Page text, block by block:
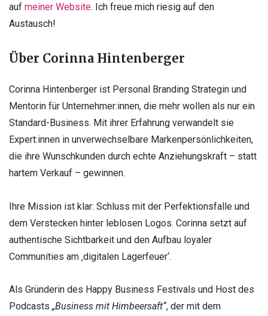
auf meiner Website. Ich freue mich riesig auf den
Austausch!
Über Corinna Hintenberger
Corinna Hintenberger ist Personal Branding Strategin und
Mentorin für Unternehmer:innen, die mehr wollen als nur ein
Standard-Business. Mit ihrer Erfahrung verwandelt sie
Expert:innen in unverwechselbare Markenpersönlichkeiten,
die ihre Wunschkunden durch echte Anziehungskraft – statt
hartem Verkauf – gewinnen.
Ihre Mission ist klar: Schluss mit der Perfektionsfalle und
dem Verstecken hinter leblosen Logos. Corinna setzt auf
authentische Sichtbarkeit und den Aufbau loyaler
Communities am ‚digitalen Lagerfeuer‘.
Als Gründerin des Happy Business Festivals und Host des
Podcasts „Business mit Himbeersaft“, der mit dem